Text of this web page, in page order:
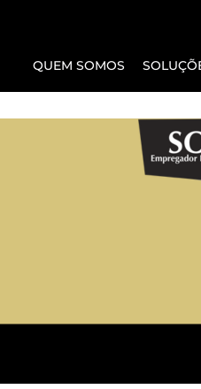
QUEM SOMOS